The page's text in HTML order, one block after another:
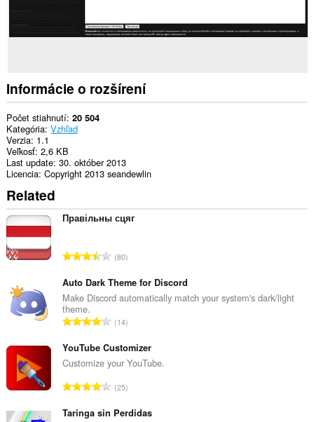
Informácie o rozšírení
Počet stiahnutí 20 504
Kategória Vzhľad
Verzia 1.1
Veľkosť 2,6 KB
Last update 30. október 2013
Licencia Copyright 2013 seandewlin
Related
Правільны сцяг
C
l
k
v
p
o
č
e
80
Auto Dark Theme for Discord
Make Discord automatically match your system's dark/light
theme.
C
l
k
v
14
YouTube Customizer
Customize your YouTube.
C25
Taringa sin Perdidas